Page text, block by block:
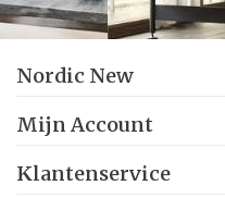
Nordic New
Mijn Account
Klantenservice